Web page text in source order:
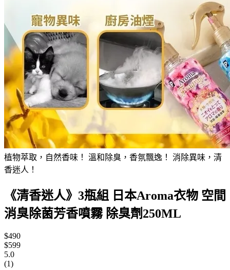
植物萃取，自然香味！ 溫和除臭，香氛飄逸！ 消除異味，清
香迷人！
《清香迷人》3瓶組 日本Aroma衣物 空間
消臭除菌芳香噴霧 除臭劑250ML
$490
$599
5.0
(1)